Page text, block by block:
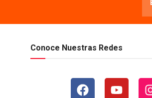
Conoce Nuestras Redes